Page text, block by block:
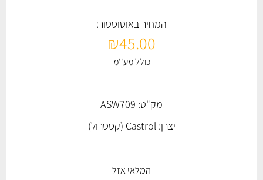
המחיר באוטוסטור:
₪45.00
כולל מע''מ
מק"ט: ASW709
יצרן:Castrol (קסטרול)
המלאי אזל